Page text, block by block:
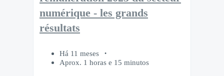
numérique - les grands
résultats
Há 11 meses
Aprox. 1 horas e 15 minutos